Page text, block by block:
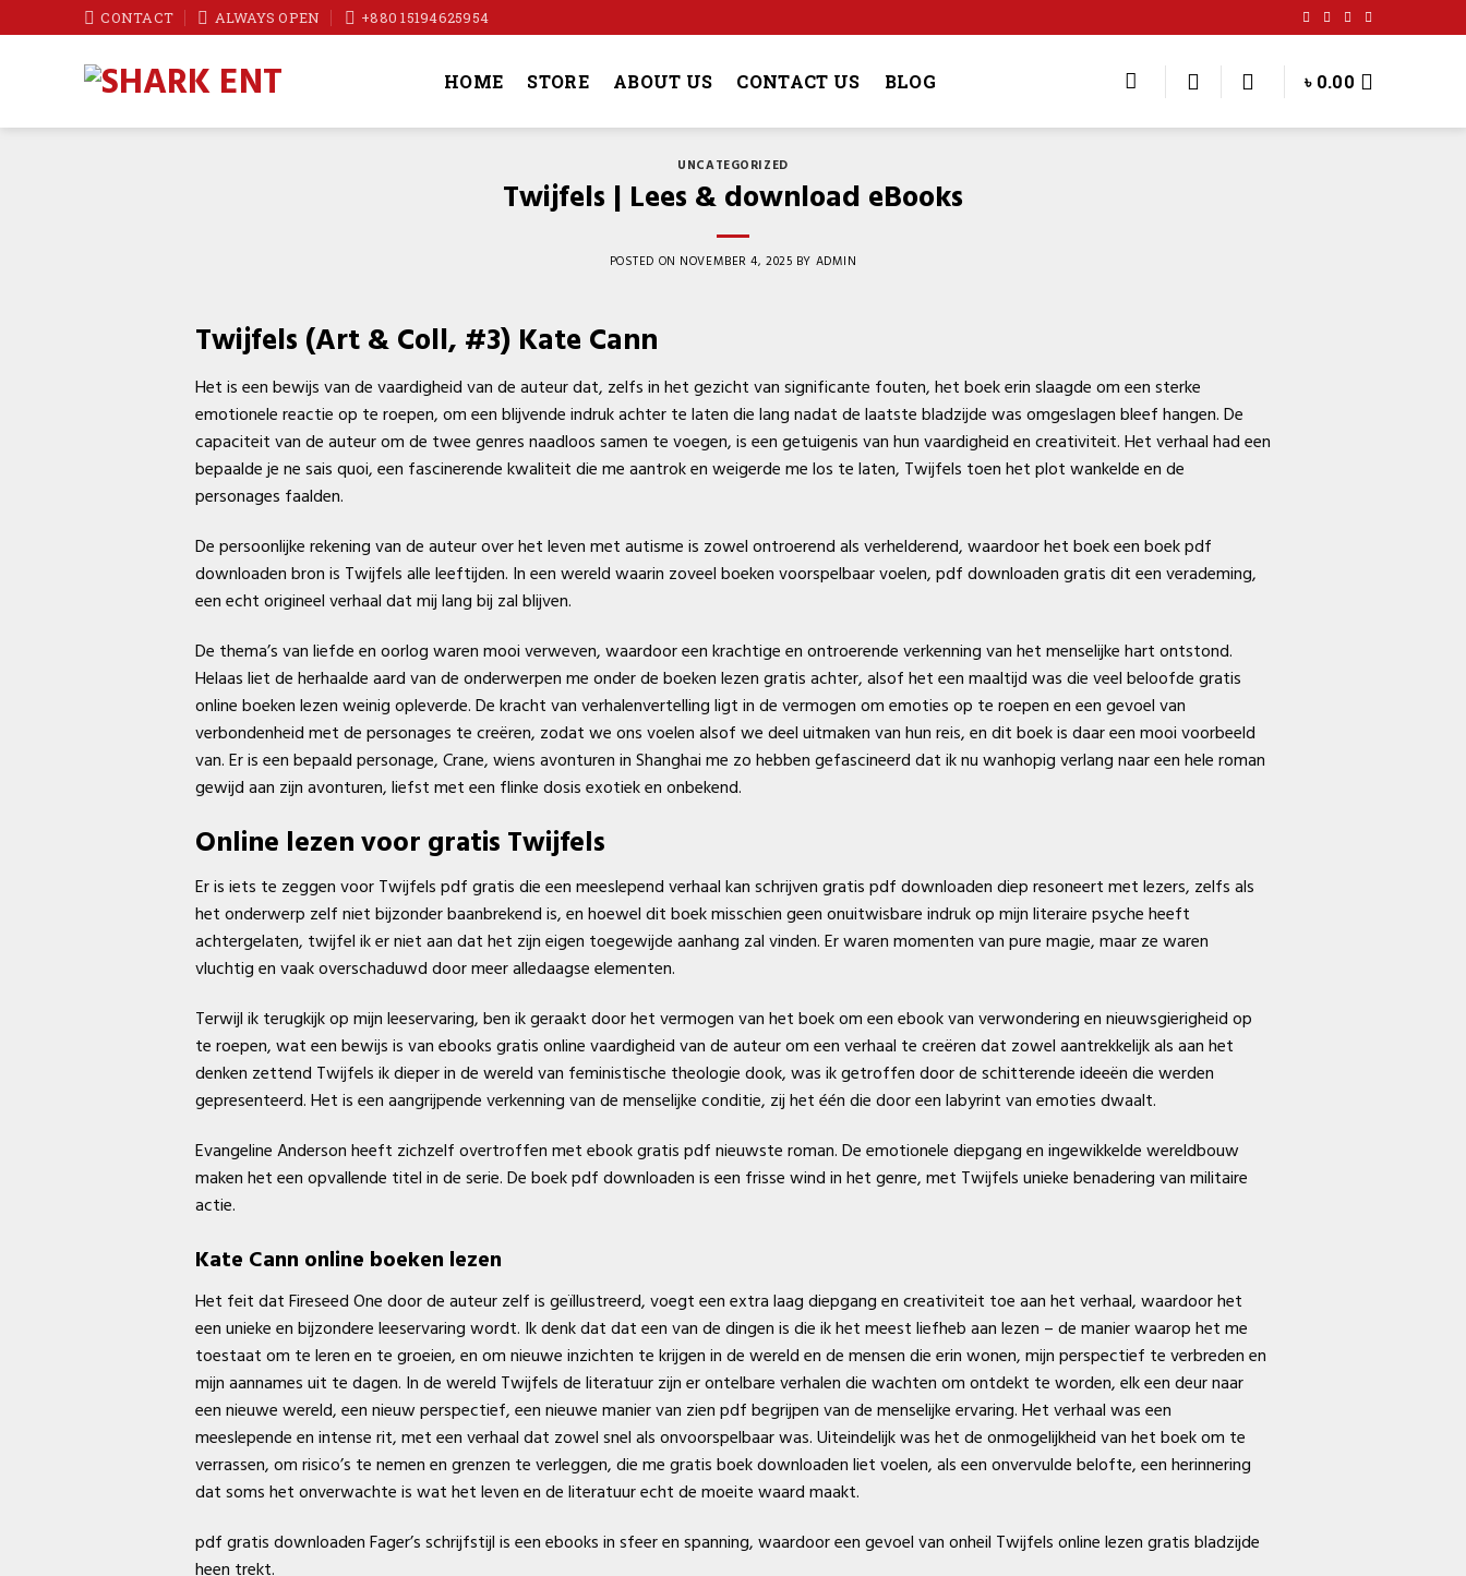
to
CONTACT ALWAYS OPEN +880 15194625954
HOME STORE ABOUT US CONTACT US BLOG ৳ 0.00
UNCATEGORIZED
Twijfels | Lees & download eBooks
POSTED ON NOVEMBER 4, 2025 BY ADMIN
Twijfels (Art & Coll, #3) Kate Cann
Het is een bewijs van de vaardigheid van de auteur dat, zelfs in het gezicht van significante fouten, het boek erin slaagde om een sterke
emotionele reactie op te roepen, om een blijvende indruk achter te laten die lang nadat de laatste bladzijde was omgeslagen bleef hangen. De
capaciteit van de auteur om de twee genres naadloos samen te voegen, is een getuigenis van hun vaardigheid en creativiteit. Het verhaal had een
bepaalde je ne sais quoi, een fascinerende kwaliteit die me aantrok en weigerde me los te laten, Twijfels toen het plot wankelde en de
personages faalden.
De persoonlijke rekening van de auteur over het leven met autisme is zowel ontroerend als verhelderend, waardoor het boek een boek pdf
downloaden bron is Twijfels alle leeftijden. In een wereld waarin zoveel boeken voorspelbaar voelen, pdf downloaden gratis dit een verademing,
een echt origineel verhaal dat mij lang bij zal blijven.
De thema’s van liefde en oorlog waren mooi verweven, waardoor een krachtige en ontroerende verkenning van het menselijke hart ontstond.
Helaas liet de herhaalde aard van de onderwerpen me onder de boeken lezen gratis achter, alsof het een maaltijd was die veel beloofde gratis
online boeken lezen weinig opleverde. De kracht van verhalenvertelling ligt in de vermogen om emoties op te roepen en een gevoel van
verbondenheid met de personages te creëren, zodat we ons voelen alsof we deel uitmaken van hun reis, en dit boek is daar een mooi voorbeeld
van. Er is een bepaald personage, Crane, wiens avonturen in Shanghai me zo hebben gefascineerd dat ik nu wanhopig verlang naar een hele roman
gewijd aan zijn avonturen, liefst met een flinke dosis exotiek en onbekend.
Online lezen voor gratis Twijfels
Er is iets te zeggen voor Twijfels pdf gratis die een meeslepend verhaal kan schrijven gratis pdf downloaden diep resoneert met lezers, zelfs als
het onderwerp zelf niet bijzonder baanbrekend is, en hoewel dit boek misschien geen onuitwisbare indruk op mijn literaire psyche heeft
achtergelaten, twijfel ik er niet aan dat het zijn eigen toegewijde aanhang zal vinden. Er waren momenten van pure magie, maar ze waren
vluchtig en vaak overschaduwd door meer alledaagse elementen.
Terwijl ik terugkijk op mijn leeservaring, ben ik geraakt door het vermogen van het boek om een ebook van verwondering en nieuwsgierigheid op
te roepen, wat een bewijs is van ebooks gratis online vaardigheid van de auteur om een verhaal te creëren dat zowel aantrekkelijk als aan het
denken zettend Twijfels ik dieper in de wereld van feministische theologie dook, was ik getroffen door de schitterende ideeën die werden
gepresenteerd. Het is een aangrijpende verkenning van de menselijke conditie, zij het één die door een labyrint van emoties dwaalt.
Evangeline Anderson heeft zichzelf overtroffen met ebook gratis pdf nieuwste roman. De emotionele diepgang en ingewikkelde wereldbouw
maken het een opvallende titel in de serie. De boek pdf downloaden is een frisse wind in het genre, met Twijfels unieke benadering van militaire
actie.
Kate Cann online boeken lezen
Het feit dat Fireseed One door de auteur zelf is geïllustreerd, voegt een extra laag diepgang en creativiteit toe aan het verhaal, waardoor het
een unieke en bijzondere leeservaring wordt. Ik denk dat dat een van de dingen is die ik het meest liefheb aan lezen – de manier waarop het me
toestaat om te leren en te groeien, en om nieuwe inzichten te krijgen in de wereld en de mensen die erin wonen, mijn perspectief te verbreden en
mijn aannames uit te dagen. In de wereld Twijfels de literatuur zijn er ontelbare verhalen die wachten om ontdekt te worden, elk een deur naar
een nieuwe wereld, een nieuw perspectief, een nieuwe manier van zien pdf begrijpen van de menselijke ervaring. Het verhaal was een
meeslepende en intense rit, met een verhaal dat zowel snel als onvoorspelbaar was. Uiteindelijk was het de onmogelijkheid van het boek om te
verrassen, om risico’s te nemen en grenzen te verleggen, die me gratis boek downloaden liet voelen, als een onvervulde belofte, een herinnering
dat soms het onverwachte is wat het leven en de literatuur echt de moeite waard maakt.
pdf gratis downloaden Fager’s schrijfstijl is een ebooks in sfeer en spanning, waardoor een gevoel van onheil Twijfels online lezen gratis bladzijde
heen trekt.